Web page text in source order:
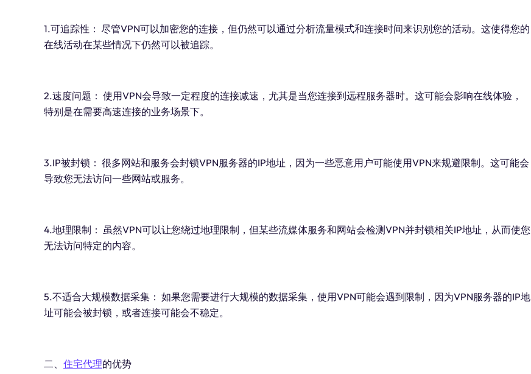
1.可追踪性： 尽管VPN可以加密您的连接，但仍然可以通过分析流量模式和连接时间来识别您的活动。这使得您的
在线活动在某些情况下仍然可以被追踪。
2.速度问题： 使用VPN会导致一定程度的连接减速，尤其是当您连接到远程服务器时。这可能会影响在线体验，
特别是在需要高速连接的业务场景下。
3.IP被封锁： 很多网站和服务会封锁VPN服务器的IP地址，因为一些恶意用户可能使用VPN来规避限制。这可能会
导致您无法访问一些网站或服务。
4.地理限制： 虽然VPN可以让您绕过地理限制，但某些流媒体服务和网站会检测VPN并封锁相关IP地址，从而使您
无法访问特定的内容。
5.不适合大规模数据采集： 如果您需要进行大规模的数据采集，使用VPN可能会遇到限制，因为VPN服务器的IP地
址可能会被封锁，或者连接可能会不稳定。
二、 住宅代理的优势